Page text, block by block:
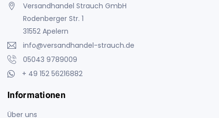
Versandhandel Strauch GmbH
Rodenberger Str. 1
31552 Apelern
info@versandhandel-strauch.de
05043 9789009
+ 49 152 56216882
Informationen
Über uns